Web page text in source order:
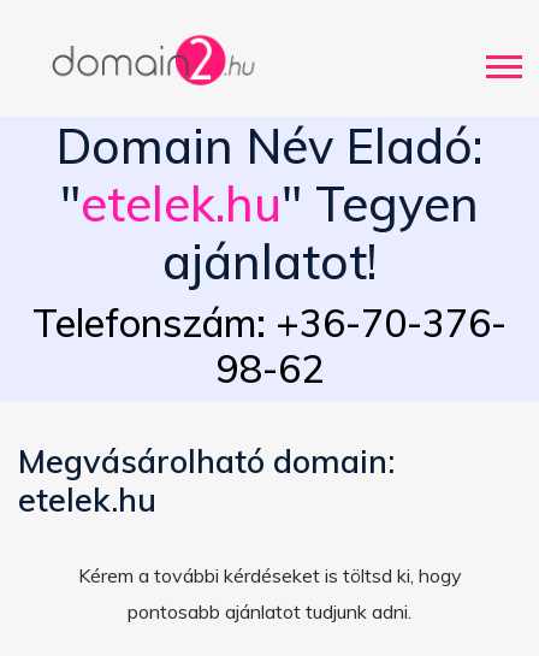
Domain Név Eladó:
"etelek.hu" Tegyen
ajánlatot!
Telefonszám: +36-70-376-
98-62
Megvásárolható domain:
etelek.hu
Kérem a további kérdéseket is töltsd ki, hogy
pontosabb ajánlatot tudjunk adni.